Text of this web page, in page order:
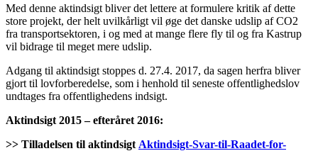
Med denne aktindsigt bliver det lettere at formulere kritik af dette
store projekt, der helt uvilkårligt vil øge det danske udslip af CO2
fra transportsektoren, i og med at mange flere fly til og fra Kastrup
vil bidrage til meget mere udslip.
Adgang til aktindsigt stoppes d. 27.4. 2017, da sagen herfra bliver
gjort til lovforberedelse, som i henhold til seneste offentlighedslov
undtages fra offentlighedens indsigt.
Aktindsigt 2015 – efteråret 2016:
>> Tilladelsen til aktindsigt Aktindsigt-Svar-til-Raadet-for-